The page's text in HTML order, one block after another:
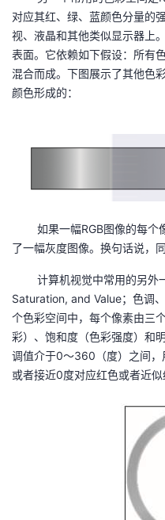
对应其红、绿、蓝颜色分量的
视、液晶和其他类似显示器上
表面。它依赖如下假设：所有
混合而成。下图展示了其他色
颜色形成的：
如果一幅RGB图像的每个
了一幅灰度图像。换句话说，
计算机视觉中常用的另外
Saturation, and Value；色调
个色彩空间中，每个像素由三
彩）、饱和度（色彩强度）和
调值介于0～360（度）之间
或者接近0度对应红色或者近似